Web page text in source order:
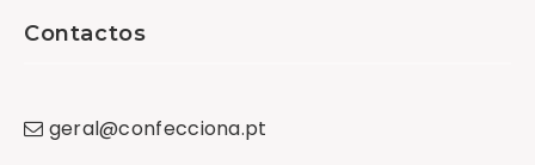
Contactos
geral@confecciona.pt